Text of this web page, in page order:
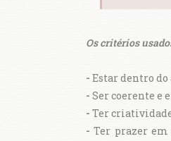
Os critérios
- Estar dentro do
- Ser coerente e
- Ter criatividade
- Ter prazer em